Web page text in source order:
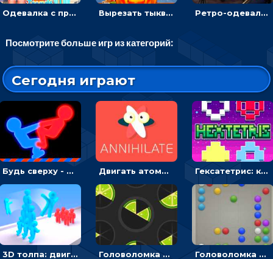
Одевалка с принцессами на пляже Вырезать тыкву и одевать Харли Квинн - одевалка с карвингом Ретро-одевалка: Принцессы преображаются в стиле фанк
Посмотрите больше игр из категорий:
Сегодня играют
Будь сверху - борись с другом и выигрывай Двигать атомы, чтобы соединить – головоломка Гексатетрис: кидать блок, чтобы складывать три в ряд - головоломка
3D толпа: двигаться и собирать цветных человечков Головоломка Ломтики: уложи фрагменты и получи круг Головоломка Линии: собери шарики в ряд из 5